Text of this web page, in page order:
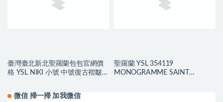
臺灣臺北新北聖羅蘭包包官網價
格 YSL NIKI 小號 中號復古褶皺真
聖羅蘭 YSL 354119
MONOGRAMME SAINT
微信 掃一掃 加我微信